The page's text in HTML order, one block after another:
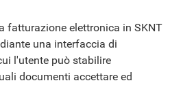
fatturazione elettronica in SKNT
una interfaccia di
l'utente può stabilire
documenti accettare ed